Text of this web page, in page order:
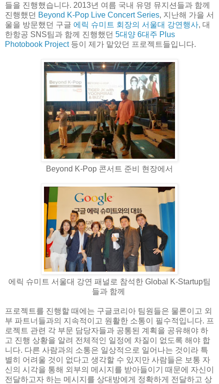
들을 진행했습니다. 2013년 여름 국내 유명 뮤지션들과 함께
진행했던 Beyond K-Pop Live Concert Series, 지난해 가을 서
울을 방문했던 구글 에릭 슈미트 회장의 서울대 강연행사, 대
한항공 SNS팀과 함께 진행했던 5대양 6대주 Plus
Photobook Project등이 제가 맡았던 프로젝트들입니다.
Beyond K-Pop 콘서트 준비 현장에서
에릭 슈미트 서울대 강연 패널로 참석한 Global K-Startup팀
들과 함께
프로젝트를 진행할 때에는 구글코리아 팀원들은 물론이고 외
부 파트너들과의 지속적이고 원활한 소통이 필수적입니다. 프
로젝트 관련 각 부문 담당자들과 공통된 계획을 공유해야 하
고 진행 상황을 알려 전체적인 일정에 차질이 없도록 해야 합
니다. 다른 사람과의 소통은 일상적으로 일어나는 것이라 특
별히 어려울 것이 없다고 생각할 수 있지만 사람들은 보통 자
신의 시각을 통해 외부의 메시지를 받아들이기 때문에 자신이
전달하고자 하는 메시지를 상대방에게 정확하게 전달하고 상